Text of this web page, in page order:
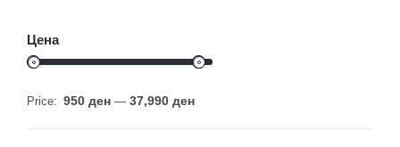
Цена
Price: 950 ден — 37,990 ден